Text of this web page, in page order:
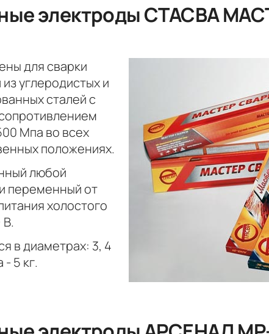
электроды СТАСВА
для сварки
углеродистых и
сталей с
Мпа во всех
положениях.
любой
переменный от
холостого
в диаметрах: 3, 4
5 кг.